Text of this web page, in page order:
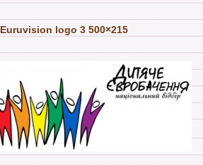
Euruvision logo 3 500×215